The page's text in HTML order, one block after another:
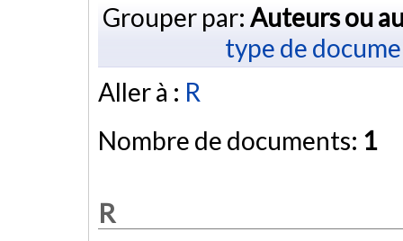
Grouper par: Auteurs ou
type de
Aller à : R
Nombre de documents: 1
R